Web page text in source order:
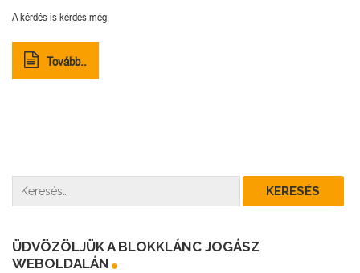
A kérdés is kérdés még.
Tovább..
ÜDVÖZÖLJÜK A BLOKKLÁNC JOGÁSZ
WEBOLDALÁN